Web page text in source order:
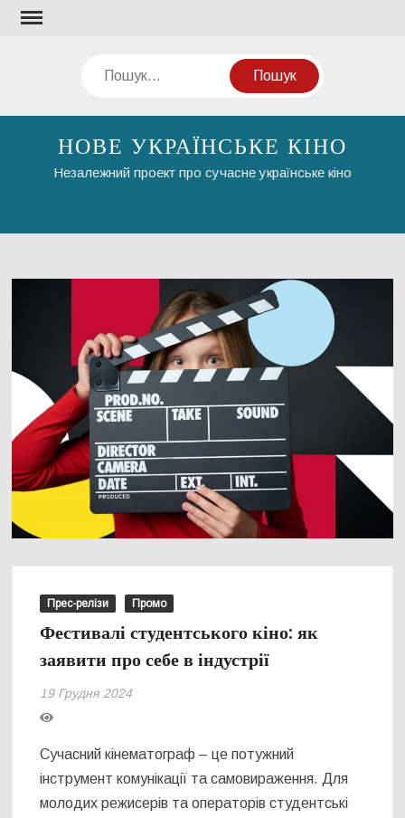
Перейти
Пошук
НОВЕ УКРАЇНСЬКЕ КІНО
Незалежний проект про сучасне українське кіно
Прес-релізи Промо
Фестивалі студентського кіно: як
заявити про себе в індустрії
19 Грудня 2024
Сучасний кінематограф – це потужний
інструмент комунікації та самовираження. Для
молодих режисерів та операторів студентські